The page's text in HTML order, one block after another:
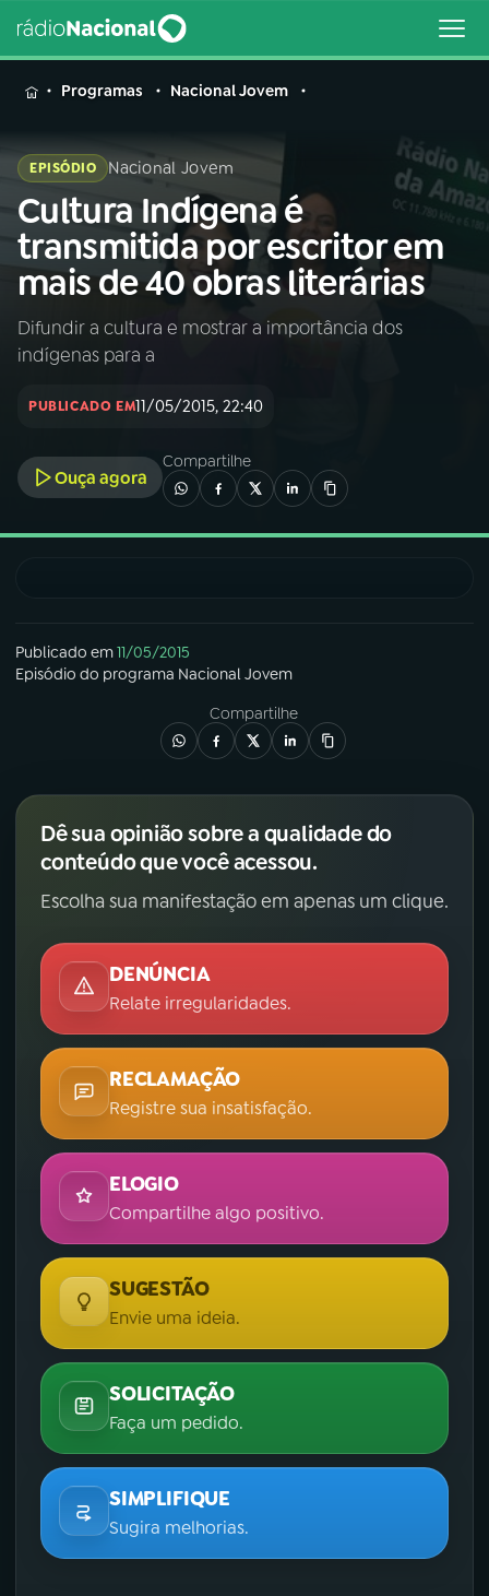
MENU
Buscar
na
Rádio
Nacional
Buscar
AO VIVO
INÍCIO
A RÁDIO
03PROGRAMAÇÃO
05PODCASTS
VIDEOCASTS
07ÚLTIMAS
08 FESTIVAL DE MÚSICA
ACOMPANHE A RÁDIO NACIONAL
Instagram
Programas Nacional Jovem
EPISÓDIO Nacional Jovem
Cultura Indígena é
transmitida por escritor em
mais de 40 obras literárias
Difundir a cultura e mostrar a importância dos
indígenas para a
PUBLICADO EM11/05/2015, 22:40
Ouça agora
Compartilhe
Publicado em11/05/2015
Episódio do programa Nacional Jovem
Compartilhe
Dê sua opinião sobre a qualidade do
conteúdo que você acessou.
Escolha sua manifestação em apenas um clique.
DENÚNCIA
Relate irregularidades.
RECLAMAÇÃO
Registre sua insatisfação.
ELOGIO
Compartilhe algo positivo.
SUGESTÃO
Envie uma ideia.
SOLICITAÇÃO
Faça um pedido.
SIMPLIFIQUE
Sugira melhorias.